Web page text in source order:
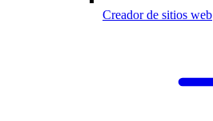
Creador de sitios web